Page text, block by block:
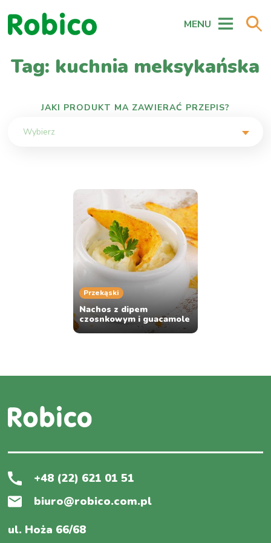
MENU
Tag: kuchnia meksykańska
JAKI PRODUKT MA ZAWIERAĆ PRZEPIS?
Wybierz
Przekąski
Nachos z dipem
czosnkowym i guacamole
+48 (22) 621 01 51
biuro@robico.com.pl
ul. Hoża 66/68